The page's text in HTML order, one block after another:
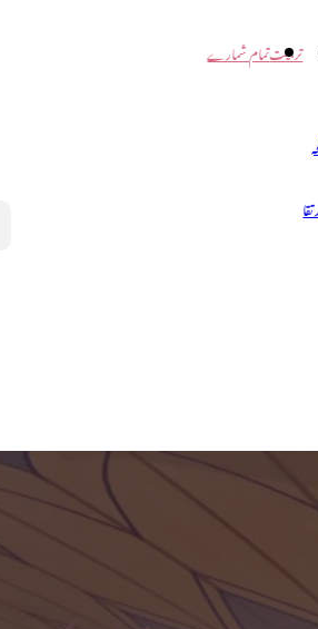
تربیتتمام شمارے